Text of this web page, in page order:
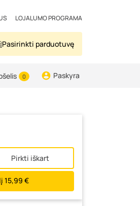
LOJALUMO PROGRAMA
Pasirinkti parduotuvę
0 Paskyra
Pirkti iškart
15,99 €